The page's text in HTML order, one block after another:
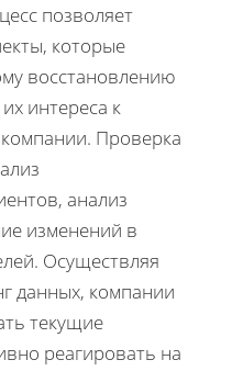
позволяет
которые
восстановлению
интереса к
Проверка
анализ
изменений в
Осуществляя
данных, компании
текущие
реагировать на